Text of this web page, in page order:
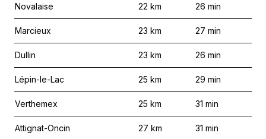
Novalaise 22 km 26 min
Marcieux 23 km 27 min
Dullin 23 km 26 min
Lépin-le-Lac 25 km 29 min
Verthemex 25 km 31 min
Attignat-Oncin 27 km 31 min